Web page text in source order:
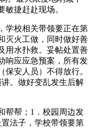
捷赶赴现场。
校相关带领要正在第
灭火工做，同时做好善
用水扑救。妥帖处置善
响应应急预案，所有发
安人员）不得放行。
。做好变乱发生后解
帮；1．校园周边发
法子，学校带领要第